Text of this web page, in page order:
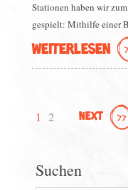
Stationen haben wir
gespielt: Mithilfe einer
WEITERLESEN
1 2 NEXT
Suchen